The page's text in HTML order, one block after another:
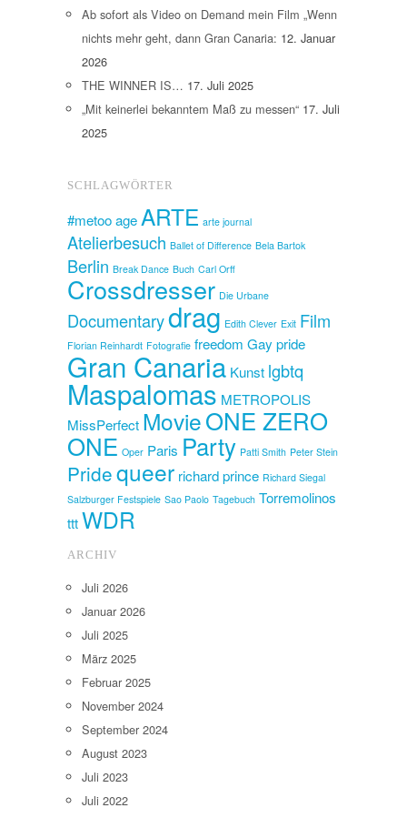
Ab sofort als Video on Demand mein Film „Wenn
nichts mehr geht, dann Gran Canaria: 12. Januar
2026
THE WINNER IS… 17. Juli 2025
„Mit keinerlei bekanntem Maß zu messen“ 17. Juli
2025
SCHLAGWÖRTER
#metooage ARTE arte journal
Atelierbesuch Ballet of Difference Bela Bartok
Berlin Break Dance Buch Carl Orff
Crossdresser Die Urbane
Documentarydrag Edith Clever Exit Film
Florian Reinhardt Fotografie freedom Gay pride
Gran Canaria Kunst lgbtq
Maspalomas METROPOLIS
MissPerfect MovieONE ZERO
ONE Oper Paris Party Patti Smith Peter Stein
Pridequeer richard prince Richard Siegal
Salzburger Festspiele Sao Paolo Tagebuch Torremolinos
tttWDR
ARCHIV
Juli 2026
Januar 2026
Juli 2025
März 2025
Februar 2025
November 2024
September 2024
August 2023
Juli 2023
Juli 2022